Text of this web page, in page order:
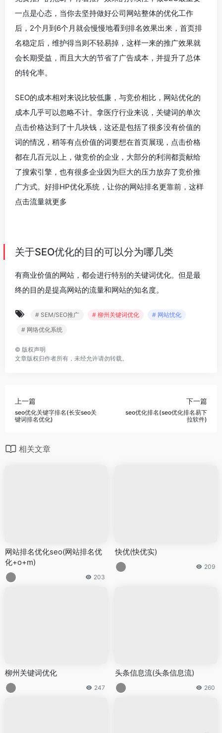
一点是心态，当你去坚持做好公司网站整体的优化工作
后，2个月到6个月就会慢慢地看到排名效果出来，首页排
名稳定后，维护得当则不轻易掉，这样一来的推广效果就
会长期受益，而且大大的节省了广告成本，并提升了总体
的转化率。
SEO的成本相对来说比较低廉，与竞价相比，网站优化的
成本几乎可以忽略不计。拿医疗行业来说，关键词的单次
点击价格达到了十几块钱，这还是包括了很多没有价值的
词的情况，稍等有点价值的词要想在首页展现，点击价格
都在几百元以上，做竞价的企业，大部分的利润都贡献给
了搜索引擎，也有很多企业因为巨大的压力放弃了竞价推
广方式。好排HP优化系统，让你的网站排名更靠前，这样
点击流量就更多
关于SEO优化的目的可以分为哪几类
有商业价值的网站，都会进行特别的关键词优化。但是最
终的目的是提高网站的流量和网站的知名度。
# SEM/SEO推广 # 柳州关键词优化
# 网站忧化
# 网络优化系统
© 版权声明
文章版权归作者所有，未经允许请勿转载。
上一篇
seo优化关键字排名(长安seo关
键词排名优化)
下一篇
seo优化排名(seo优化排名易下
拉软件)
相关文章
网站排名优化seo(网站排名优
化+o+m)
203
快优(快优实)
209
柳州关键词优化
247
头条信息流(头条信息流)
260